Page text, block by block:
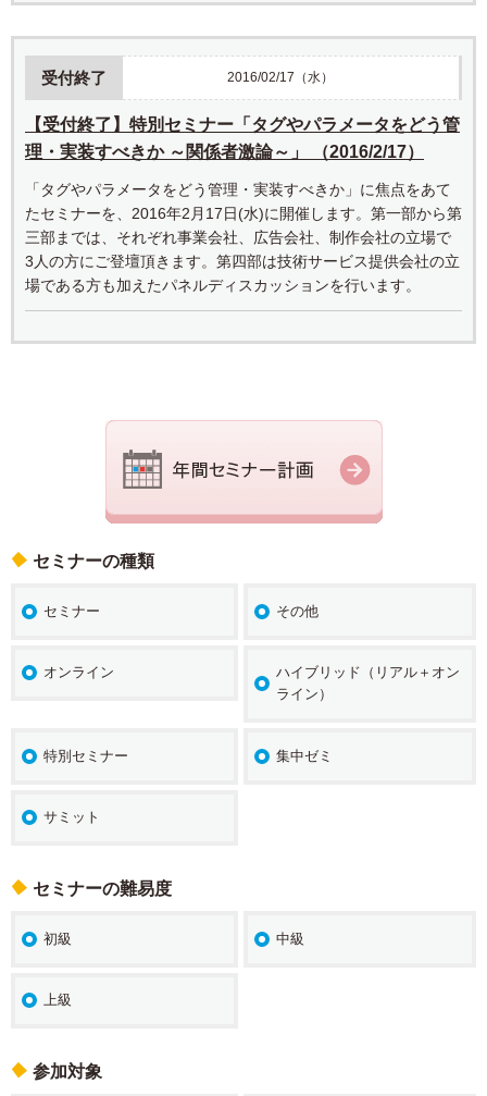
受付終了 2016/02/17（水）
【受付終了】特別セミナー「タグやパラメータをどう管
理・実装すべきか ～関係者激論～」 （2016/2/17）
「タグやパラメータをどう管理・実装すべきか」に焦点をあて
たセミナーを、2016年2月17日(水)に開催します。第一部から第
三部までは、それぞれ事業会社、広告会社、制作会社の立場で
3人の方にご登壇頂きます。第四部は技術サービス提供会社の立
場である方も加えたパネルディスカッションを行います。
セミナーの種類
セミナー その他
オンライン
ハイブリッド（リアル＋オン
ライン）
特別セミナー 集中ゼミ
サミット
セミナーの難易度
初級 中級
上級
参加対象